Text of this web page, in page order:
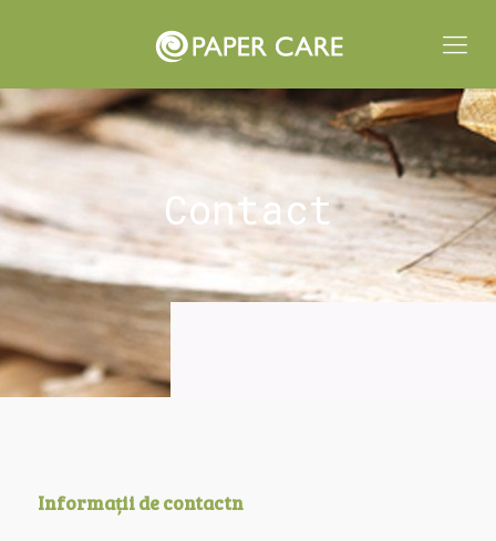
Contact
Informații de contactn